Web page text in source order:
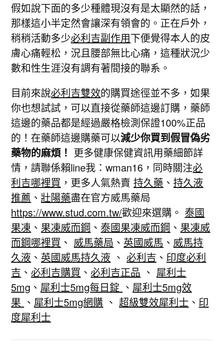
假如說下面的多少種體現沒有是太顯然的話，
那樣這小半定然會讓深有領會的。正在戶外，
稍稍活動多少必利吉副作用下便覺得本人的皮
膚心痛輕松，況且腰部無比心痛，這種狀況少
數和性生涯沒有調有著間接的聯系。
目前來說必利吉雙效的購買途徑並不多，如果
你也想試試，可以直接從藥師這邊訂購，藥師
這邊的藥品都是經過嚴格檢測保證100%正品
的！在藥師這邊購藥可以減少你買到假冒偽劣
藥物的麻煩！ 更多健康保健資訊用藥細節詳
情，請聯係賴line我：wman16，同時關注必
利吉哪裡買 ，更多人氣熱賣持久藥 、持久液
推薦 、壯陽藥盡在官方威馬藥局
https://www.stud.com.tw/歡迎來選購。 泰國
果凍 、 果凍威而鋼 、 泰國果凍威而鋼 、 果凍威
而鋼哪裡買 、 威馬藥局 、 英國威馬 、 威馬持
久液 、 英國威馬持久液 、必利吉 、 印度必利
吉 、必利吉購買 、必利吉正品 、 犀利士
5mg 、 犀利士5mg每日錠 、 犀利士5mg效
果 、 犀利士5mg網購 、 超級雙效犀利士 、 印
度犀利士